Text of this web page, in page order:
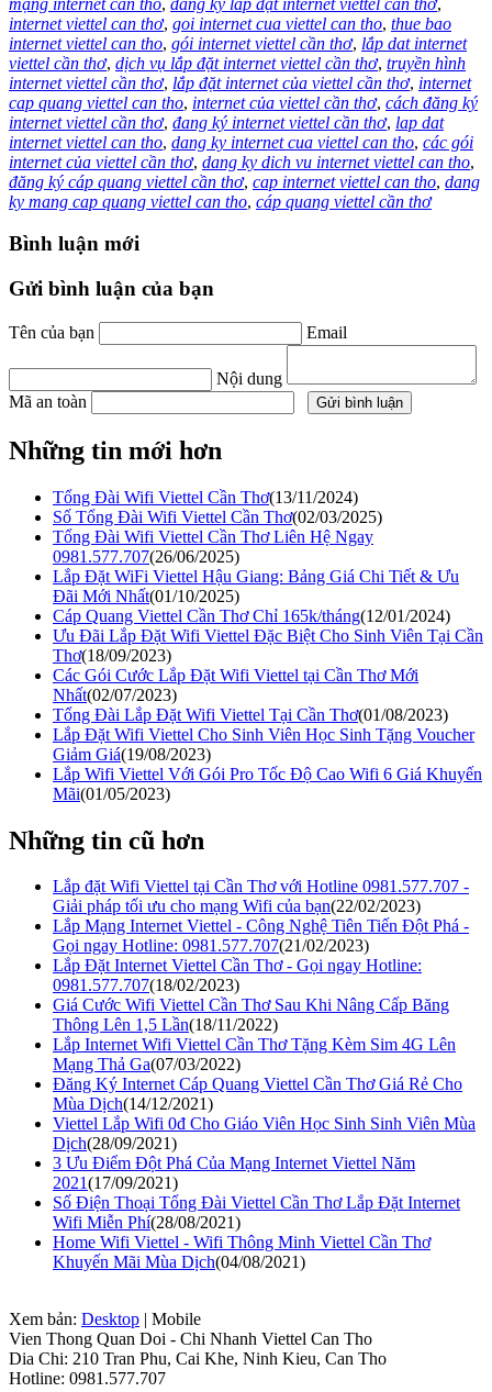
internet viettel can thơ, goi internet cua viettel can tho, thue bao
internet viettel can tho, gói internet viettel cần thơ, lắp dat internet
viettel cần thơ, dịch vụ lắp đặt internet viettel cần thơ, truyền hình
internet viettel cần thơ, lắp đặt internet của viettel cần thơ, internet
cap quang viettel can tho, internet của viettel cần thơ, cách đăng ký
internet viettel cần thơ, đang ký internet viettel cần thơ, lap dat
internet viettel can tho, dang ky internet cua viettel can tho, các gói
internet của viettel cần thơ, dang ky dich vu internet viettel can tho,
đăng ký cáp quang viettel cần thơ, cap internet viettel can tho, dang
ky mang cap quang viettel can tho, cáp quang viettel cần thơ
Bình luận mới
Gửi bình luận của bạn
Tên của bạn Email
Nội dung
Mã an toàn
Những tin mới hơn
Tổng Đài Wifi Viettel Cần Thơ(13/11/2024)
Số Tổng Đài Wifi Viettel Cần Thơ(02/03/2025)
Tổng Đài Wifi Viettel Cần Thơ Liên Hệ Ngay
0981.577.707(26/06/2025)
Lắp Đặt WiFi Viettel Hậu Giang: Bảng Giá Chi Tiết & Ưu
Đãi Mới Nhất(01/10/2025)
Cáp Quang Viettel Cần Thơ Chỉ 165k/tháng(12/01/2024)
Ưu Đãi Lắp Đặt Wifi Viettel Đặc Biệt Cho Sinh Viên Tại Cần
Thơ(18/09/2023)
Các Gói Cước Lắp Đặt Wifi Viettel tại Cần Thơ Mới
Nhất(02/07/2023)
Tổng Đài Lắp Đặt Wifi Viettel Tại Cần Thơ(01/08/2023)
Lắp Đặt Wifi Viettel Cho Sinh Viên Học Sinh Tặng Voucher
Giảm Giá(19/08/2023)
Lắp Wifi Viettel Với Gói Pro Tốc Độ Cao Wifi 6 Giá Khuyến
Mãi(01/05/2023)
Những tin cũ hơn
Lắp đặt Wifi Viettel tại Cần Thơ với Hotline 0981.577.707 -
Giải pháp tối ưu cho mạng Wifi của bạn(22/02/2023)
Lắp Mạng Internet Viettel - Công Nghệ Tiên Tiến Đột Phá -
Gọi ngay Hotline: 0981.577.707(21/02/2023)
Lắp Đặt Internet Viettel Cần Thơ - Gọi ngay Hotline:
0981.577.707(18/02/2023)
Giá Cước Wifi Viettel Cần Thơ Sau Khi Nâng Cấp Băng
Thông Lên 1,5 Lần(18/11/2022)
Lắp Internet Wifi Viettel Cần Thơ Tặng Kèm Sim 4G Lên
Mạng Thả Ga(07/03/2022)
Đăng Ký Internet Cáp Quang Viettel Cần Thơ Giá Rẻ Cho
Mùa Dịch(14/12/2021)
Viettel Lắp Wifi 0đ Cho Giáo Viên Học Sinh Sinh Viên Mùa
Dịch(28/09/2021)
3 Ưu Điểm Đột Phá Của Mạng Internet Viettel Năm
2021(17/09/2021)
Số Điện Thoại Tổng Đài Viettel Cần Thơ Lắp Đặt Internet
Wifi Miễn Phí(28/08/2021)
Home Wifi Viettel - Wifi Thông Minh Viettel Cần Thơ
Khuyến Mãi Mùa Dịch(04/08/2021)
Xem bản: Desktop | Mobile
Vien Thong Quan Doi - Chi Nhanh Viettel Can Tho
Dia Chi: 210 Tran Phu, Cai Khe, Ninh Kieu, Can Tho
Hotline: 0981.577.707